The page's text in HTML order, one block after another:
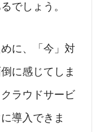
でしょう。
に、「今」対
に感じてしま
ラウドサービ
導入できま